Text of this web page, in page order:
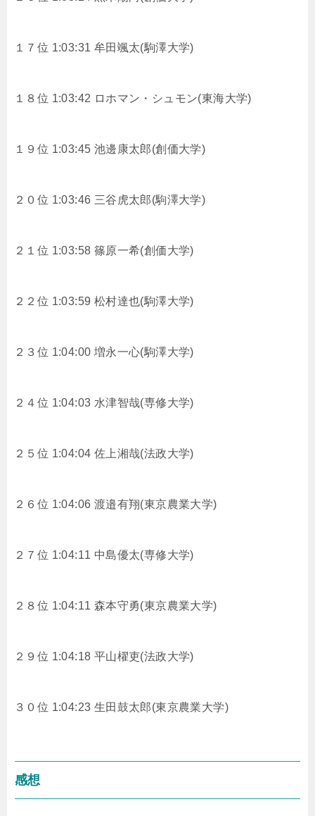
１７位 1:03:31 牟田颯太(駒澤大学)
１８位 1:03:42 ロホマン・シュモン(東海大学)
１９位 1:03:45 池邊康太郎(創価大学)
２０位 1:03:46 三谷虎太郎(駒澤大学)
２１位 1:03:58 篠原一希(創価大学)
２２位 1:03:59 松村達也(駒澤大学)
２３位 1:04:00 増永一心(駒澤大学)
２４位 1:04:03 水津智哉(専修大学)
２５位 1:04:04 佐上湘哉(法政大学)
２６位 1:04:06 渡邉有翔(東京農業大学)
２７位 1:04:11 中島優太(専修大学)
２８位 1:04:11 森本守勇(東京農業大学)
２９位 1:04:18 平山櫂吏(法政大学)
３０位 1:04:23 生田鼓太郎(東京農業大学)
感想